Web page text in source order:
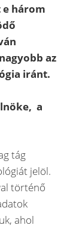
három
az
iránt.
a
tág
jelöl.
történő
ahol